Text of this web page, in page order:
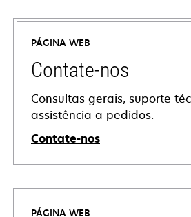
PÁGINA WEB
Contate-nos
Consultas gerais, suporte
assistência a pedidos.
Contate-nos
PÁGINA WEB